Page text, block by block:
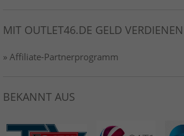
MIT OUTLET46.DE GELD VERDIENEN
» Affiliate-Partnerprogramm
BEKANNT AUS